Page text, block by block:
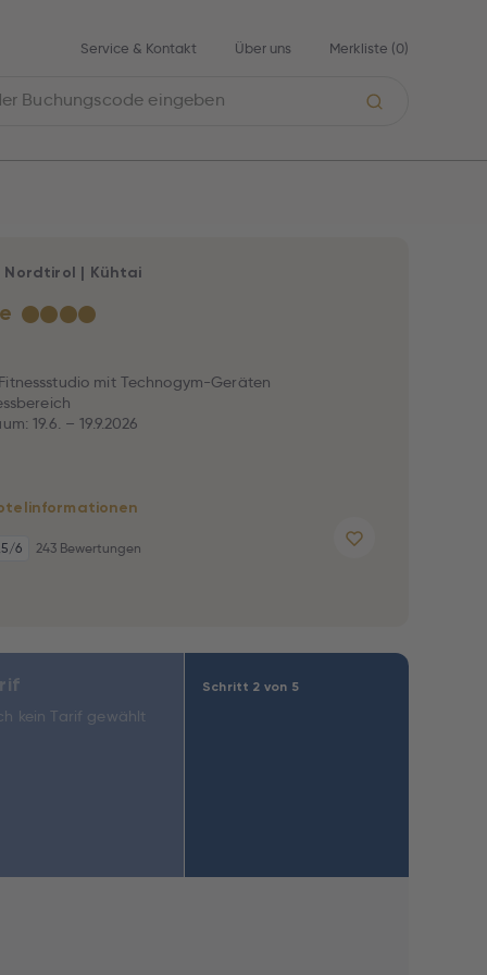
Service & Kontakt Über uns Merkliste (0)
★★★★
Nordtirol | Kühtai
mit Technogym-Geräten
19.6. – 19.9.2026
/6 243 Bewertungen
Schritt 2 von 5
kein Tarif gewählt